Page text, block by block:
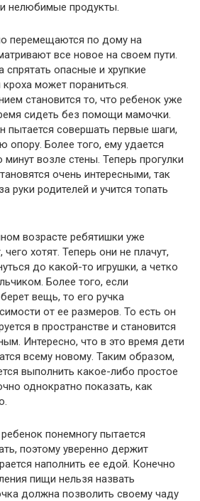
нелюбимые продукты.
перемещаются по дому на
все новое на своем пути.
опасные и хрупкие
может пораниться.
становится то, что ребенок уже
сидеть без помощи мамочки.
пытается совершать первые шаги,
опору. Более того, ему удается
возле стены. Теперь прогулки
очень интересными, так
руки родителей и учится топать
возрасте ребятишки уже
хотят. Теперь они не плачут,
до какой-то игрушки, а четко
Более того, если
вещь, то его ручка
от ее размеров. То есть он
в пространстве и становится
Интересно, что в это время дети
всему новому. Таким образом,
выполнить какое-либо простое
однократно показать, как
понемногу пытается
поэтому уверенно держит
наполнить ее едой. Конечно
пищи нельзя назвать
должна позволить своему чаду